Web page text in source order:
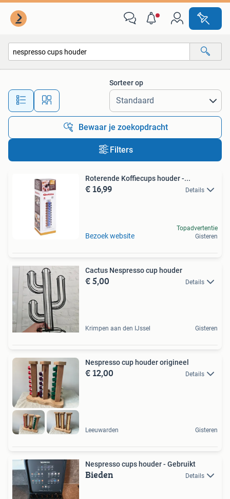
Alle afstanden…
Sorteer op
Bewaar je zoekopdracht
Filters
Roterende Koffiecups houder -...
€ 16,99 Details
Bezoek website
Topadvertentie
Gisteren
Cactus Nespresso cup houder
€ 5,00 Details
Krimpen aan den IJssel Gisteren
Nespresso cup houder origineel
€ 12,00 Details
Leeuwarden Gisteren
Nespresso cups houder - Gebruikt
Bieden Details